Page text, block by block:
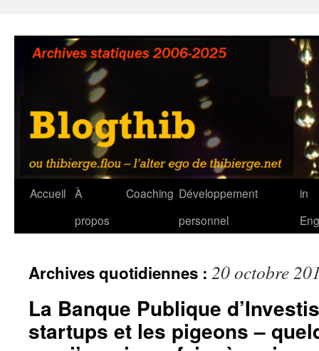
contenu
Accueil À
propos
Coaching Développement
personnel
in
Archives quotidiennes : 20 octobre
La Banque Publique
startups et les pigeons –